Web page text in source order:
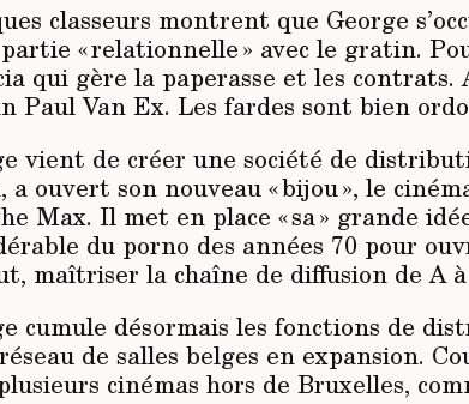
classeurs montrent que George
« relationnelle » avec le gratin.
qui gère la paperasse et les
Paul Van Ex. Les fardes sont bien
vient de créer une société de
a ouvert son nouveau « bijou », le
Max. Il met en place « sa » grande
du porno des années 70 pour
maîtriser la chaîne de diffusion de A
cumule désormais les fonctions de
de salles belges en expansion.
cinémas hors de Bruxelles,